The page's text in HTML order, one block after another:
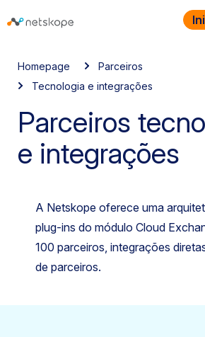
Homepage
Parceiros
Tecnologia e integrações
Parceiros
e integrações
A Netskope oferece uma
plug-ins do módulo Cloud
100 parceiros, integrações
de parceiros.